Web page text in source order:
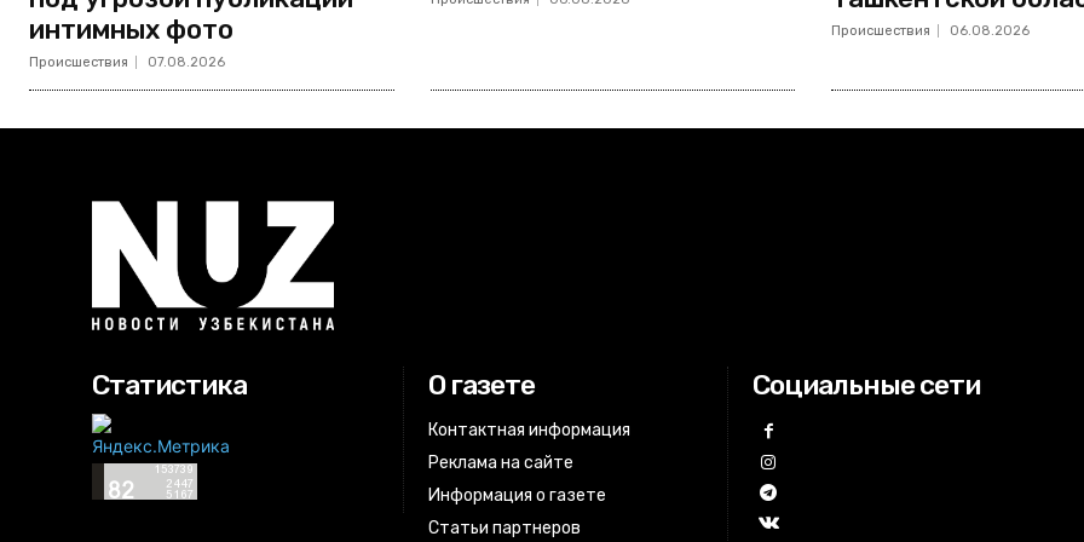
интимных фото
Происшествия 07.08.2026
Происшествия 06.08.2026
Статистика О газете
Контактная информация
Реклама на сайте
Информация о газете
Статьи партнеров
Социальные сети